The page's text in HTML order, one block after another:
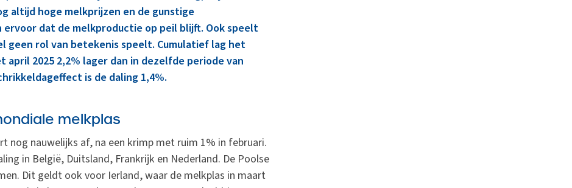
altijd hoge melkprijzen en de gunstige
dat de melkproductie op peil blijft. Ook speelt
geen rol van betekenis speelt. Cumulatief lag het
april 2025 2,2% lager dan in dezelfde periode van
is de daling 1,4%.
melkplas
nog nauwelijks af, na een krimp met ruim 1% in februari.
in België, Duitsland, Frankrijk en Nederland. De Poolse
Dit geldt ook voor Ierland, waar de melkplas in maart